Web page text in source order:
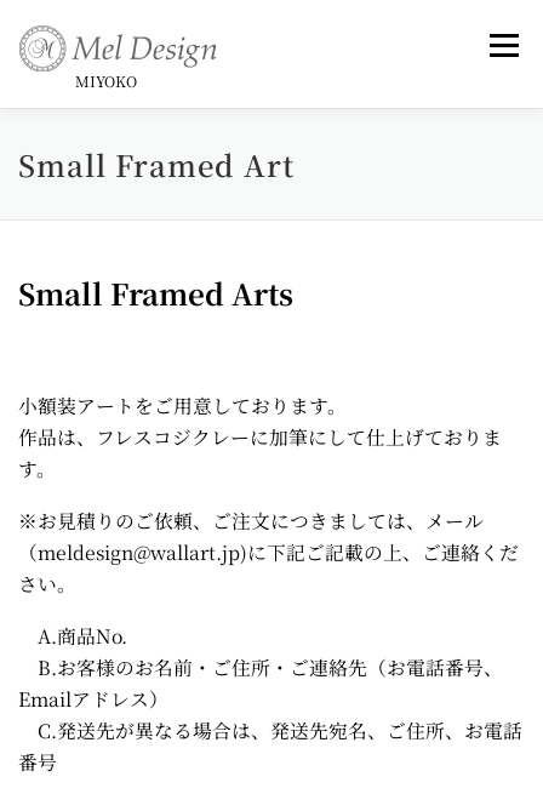
ン
MIYOKO
メニ
Art （Rose Series) Art -和-
Artist Statement & Biography , Interview
instagram Gallery News Contact
Small Framed Art
Small Framed Arts
小額装アートをご用意しております。
作品は、フレスコジクレーに加筆にして仕上げておりま
す。
※お見積りのご依頼、ご注文につきましては、メール
（meldesign@wallart.jp)に下記ご記載の上、ご連絡くだ
さい。
A.商品No.
B.お客様のお名前・ご住所・ご連絡先（お電話番号、
Emailアドレス）
C.発送先が異なる場合は、発送先宛名、ご住所、お電話
番号